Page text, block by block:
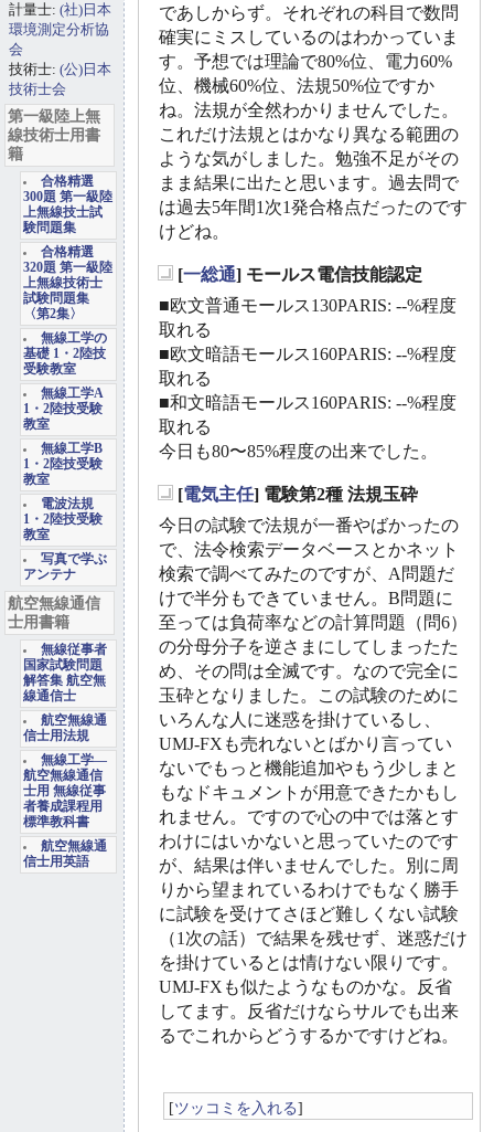
であしからず。それぞれの科目で数問
確実にミスしているのはわかっていま
す。予想では理論で80%位、電力60%
位、機械60%位、法規50%位ですか
ね。法規が全然わかりませんでした。
これだけ法規とはかなり異なる範囲の
ような気がしました。勉強不足がその
まま結果に出たと思います。過去問で
は過去5年間1次1発合格点だったのです
けどね。
[一総通] モールス電信技能認定
■欧文普通モールス130PARIS: --%程度
取れる
■欧文暗語モールス160PARIS: --%程度
取れる
■和文暗語モールス160PARIS: --%程度
取れる
今日も80〜85%程度の出来でした。
[電気主任] 電験第2種 法規玉砕
今日の試験で法規が一番やばかったの
で、法令検索データベースとかネット
検索で調べてみたのですが、A問題だ
けで半分もできていません。B問題に
至っては負荷率などの計算問題（問6）
の分母分子を逆さまにしてしまったた
め、その問は全滅です。なので完全に
玉砕となりました。この試験のために
いろんな人に迷惑を掛けているし、
UMJ-FXも売れないとばかり言ってい
ないでもっと機能追加やもう少しまと
もなドキュメントが用意できたかもし
れません。ですので心の中では落とす
わけにはいかないと思っていたのです
が、結果は伴いませんでした。別に周
りから望まれているわけでもなく勝手
に試験を受けてさほど難しくない試験
（1次の話）で結果を残せず、迷惑だけ
を掛けているとは情けない限りです。
UMJ-FXも似たようなものかな。反省
してます。反省だけならサルでも出来
るでこれからどうするかですけどね。
[ツッコミを入れる]
計量士: (社)日本
環境測定分析協
会
技術士: (公)日本
技術士会
第一級陸上無
線技術士用書
籍
合格精選
300題 第一級陸
上無線技士試
験問題集
合格精選
320題 第一級陸
上無線技術士
試験問題集
〈第2集〉
無線工学の
基礎 1・2陸技
受験教室
無線工学A
1・2陸技受験
教室
無線工学B
1・2陸技受験
教室
電波法規
1・2陸技受験
教室
写真で学ぶ
アンテナ
航空無線通信
士用書籍
無線従事者
国家試験問題
解答集 航空無
線通信士
航空無線通
信士用法規
無線工学―
航空無線通信
士用 無線従事
者養成課程用
標準教科書
航空無線通
信士用英語